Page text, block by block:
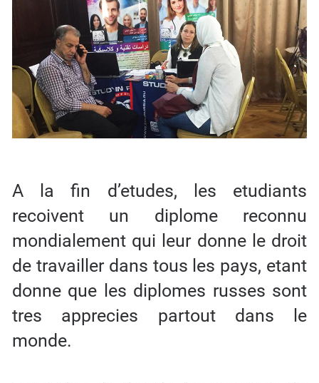
A la fin d’etudes, les etudiants
recoivent un diplome reconnu
mondialement qui leur donne le droit
de travailler dans tous les pays, etant
donne que les diplomes russes sont
tres apprecies partout dans le
monde.